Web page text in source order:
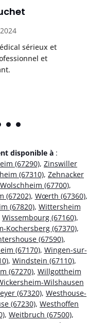
sérieux et
et
disponible à :
(67290), Zinswiller
(67310), Zehnacker
Wolschheim (67700),
(67202), Wœrth (67360),
(67820), Wittersheim
Wissembourg (67160),
Kochersberg (67370),
(67590),
(67170), Wingen-sur-
, Windstein (67110),
(67270), Willgottheim
Wilshausen
(67320), Westhouse-
(67230), Westhoffen
, Weitbruch (67500),